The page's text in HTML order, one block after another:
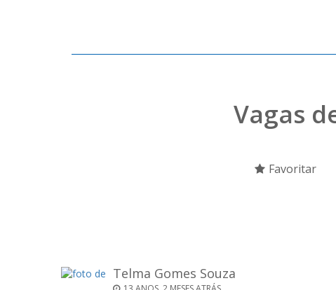
Vagas
Favoritar
Telma Gomes Souza